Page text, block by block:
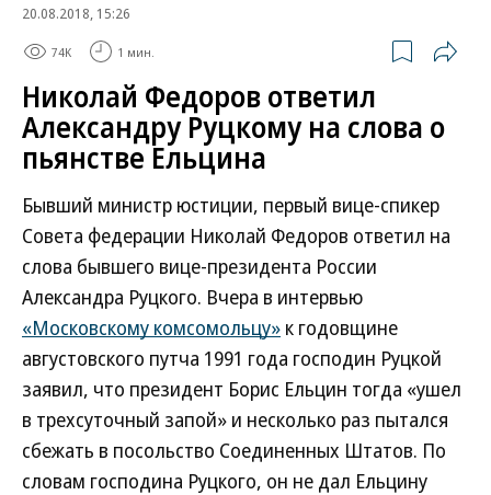
20.08.2018, 15:26
74K 1 мин.
Николай Федоров ответил
Александру Руцкому на слова о
пьянстве Ельцина
Бывший министр юстиции, первый вице-спикер
Совета федерации Николай Федоров ответил на
слова бывшего вице-президента России
Александра Руцкого. Вчера в интервью
«Московскому комсомольцу» к годовщине
августовского путча 1991 года господин Руцкой
заявил, что президент Борис Ельцин тогда «ушел
в трехсуточный запой» и несколько раз пытался
сбежать в посольство Соединенных Штатов. По
словам господина Руцкого, он не дал Ельцину